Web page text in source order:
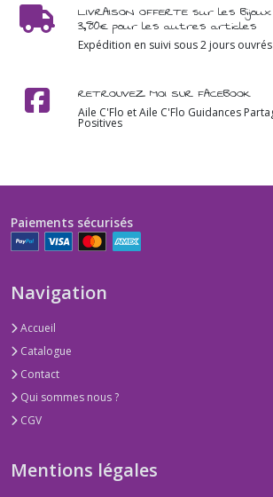
LIVRAISON OFFERTE sur les
3,80€ pour les autres articles
Expédition en suivi sous 2 jours ouvrés
RETROUVEZ MOI SUR FACEBOOK
Aile C'Flo et Aile C'Flo Guidances
Positives
Paiements sécurisés
Navigation
Accueil
Catalogue
Contact
Qui sommes nous ?
CGV
Mentions légales